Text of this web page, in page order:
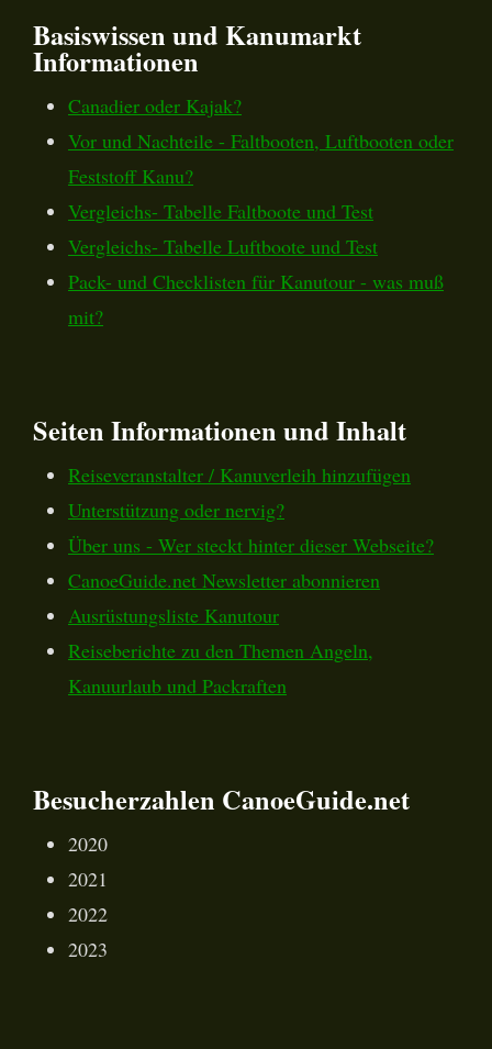
Basiswissen und Kanumarkt
Informationen
Canadier oder Kajak?
Vor und Nachteile - Faltbooten, Luftbooten oder
Feststoff Kanu?
Vergleichs- Tabelle Faltboote und Test
Vergleichs- Tabelle Luftboote und Test
Pack- und Checklisten für Kanutour - was muß
mit?
Seiten Informationen und Inhalt
Reiseveranstalter / Kanuverleih hinzufügen
Unterstützung oder nervig?
Über uns - Wer steckt hinter dieser Webseite?
CanoeGuide.net Newsletter abonnieren
Ausrüstungsliste Kanutour
Reiseberichte zu den Themen Angeln,
Kanuurlaub und Packraften
Besucherzahlen CanoeGuide.net
2020
2021
2022
2023